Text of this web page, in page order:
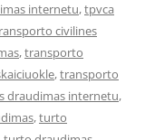
internetu,tpvca
civilines
,transporto
,transporto
draudimas internetu,
,turto